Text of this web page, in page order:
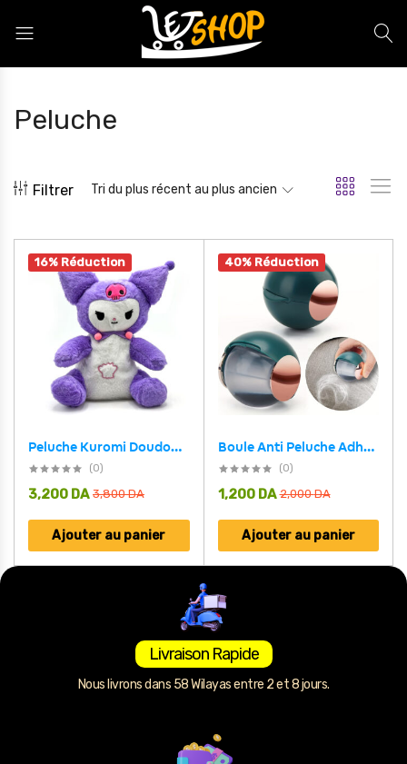
Peluche
Filtrer Tri du plus récent au plus ancien
16% Réduction
Peluche Kuromi Doudou Doux et Adorable – دمية أطفال
(0)
3,800DA
3,200 DA
Ajouter au panier
40% Réduction
Boule Anti Peluche Adhesif en Gel Portable multifonctionnelle pour Vêtements,Canapé,Voiture et animaux
(0)
2,000DA
1,200 DA
Ajouter au panier
Livraison Rapide
Nous livrons dans 58 Wilayas entre 2 et 8 jours.